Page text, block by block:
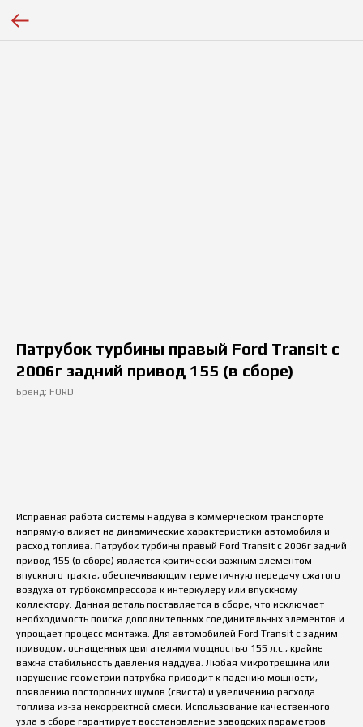
Патрубок турбины правый Ford Transit с
2006г задний привод 155 (в сборе)
Бренд: FORD
Исправная работа системы наддува в коммерческом транспорте
напрямую влияет на динамические характеристики автомобиля и
расход топлива. Патрубок турбины правый Ford Transit с 2006г задний
привод 155 (в сборе) является критически важным элементом
впускного тракта, обеспечивающим герметичную передачу сжатого
воздуха от турбокомпрессора к интеркулеру или впускному
коллектору. Данная деталь поставляется в сборе, что исключает
необходимость поиска дополнительных соединительных элементов и
упрощает процесс монтажа. Для автомобилей Ford Transit с задним
приводом, оснащенных двигателями мощностью 155 л.с., крайне
важна стабильность давления наддува. Любая микротрещина или
нарушение геометрии патрубка приводит к падению мощности,
появлению посторонних шумов (свиста) и увеличению расхода
топлива из-за некорректной смеси. Использование качественного
узла в сборе гарантирует восстановление заводских параметров